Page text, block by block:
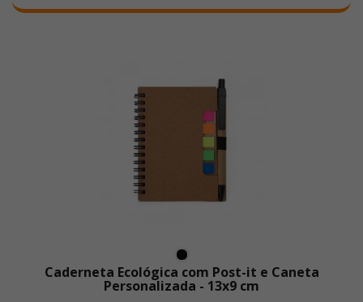
Caderneta Ecológica com Post-it e Caneta
Personalizada - 13x9 cm